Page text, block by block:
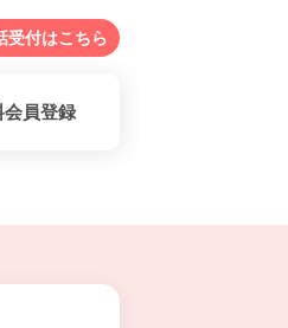
受付はこちら
会員登録